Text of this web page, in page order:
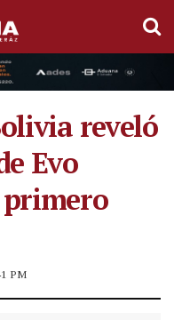
reveló
Evo
PM